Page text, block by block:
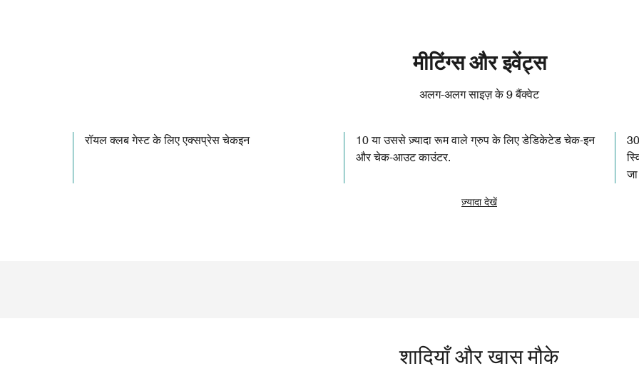
मीटिंग्स और इवेंट्स
अलग-अलग साइज़ के 9 बैंक्वेट
रॉयल क्लब गेस्ट के लिए एक्सप्रेस चेकइन
10 या उससे ज़्यादा रूम वाले ग्रुप के लिए डेडिकेटेड चेक-इन
और चेक-आउट काउंटर.
ज़्यादा देखें
शादियाँ और खास मौके